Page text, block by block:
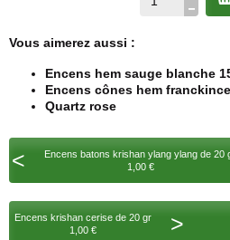
Vous aimerez aussi :
Encens hem sauge blanche
Encens cônes hem
Quartz rose
<
Encens batons krishan ylang ylang de 20
1,00 €
Encens krishan cerise de 20 gr
1,00 €
>